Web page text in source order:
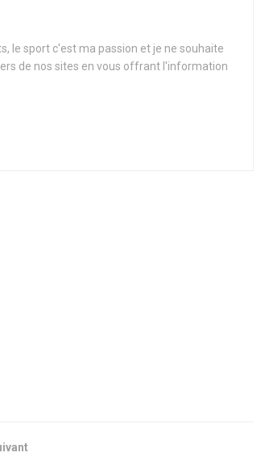
le sport c'est ma passion et je ne souhaite
de nos sites en vous offrant l'information